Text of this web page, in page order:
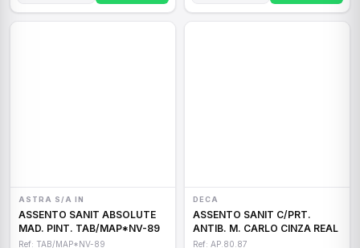
ASTRA S/A IN
ASSENTO SANIT ABSOLUTE
MAD. PINT. TAB/MAP*NV-89
Ref: TAB/MAP*NV-89
DECA
ASSENTO SANIT C/PRT.
ANTIB. M. CARLO CINZA REAL
Ref: AP.80.87